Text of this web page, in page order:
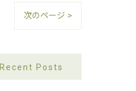
次のページ >
Recent Posts